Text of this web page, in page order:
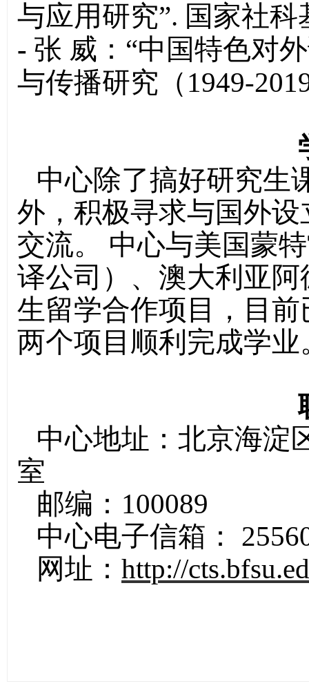
与应用研究”. 国家社
- 张 威：“中国特色对
与传播研究（1949-
中心除了搞好研究生
外，积极寻求与国外
交流。 中心与美国蒙
译公司）、澳大利亚
生留学合作项目，目
两个项目顺利完成学业
中心地址：北京海淀
室
邮编：100089
中心电子信箱：
网址： http://